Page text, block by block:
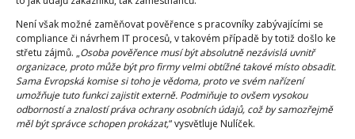
Není však možné zaměňovat pověřence s pracovníky zabývajícími se
compliance či návrhem IT procesů, v takovém případě by totiž došlo ke
střetu zájmů. „Osoba pověřence musí být absolutně nezávislá uvnitř
organizace, proto může být pro firmy velmi obtížné takové místo obsadit.
Sama Evropská komise si toho je vědoma, proto ve svém nařízení
umožňuje tuto funkci zajistit externě. Podmiňuje to ovšem vysokou
odborností a znalostí práva ochrany osobních údajů, což by samozřejmě
měl být správce schopen prokázat,“ vysvětluje Nulíček.